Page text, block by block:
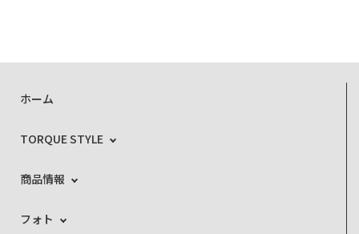
ホーム
TORQUE STYLE
商品情報
フォト